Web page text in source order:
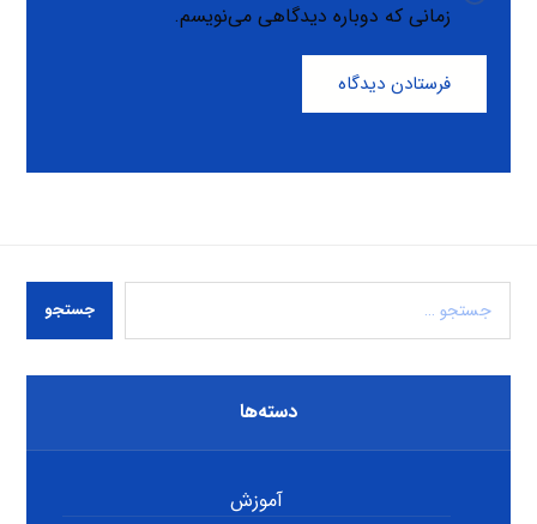
زمانی که دوباره دیدگاهی می‌نویسم.
فرستادن دیدگاه
جستجو
دسته‌ها
آموزش